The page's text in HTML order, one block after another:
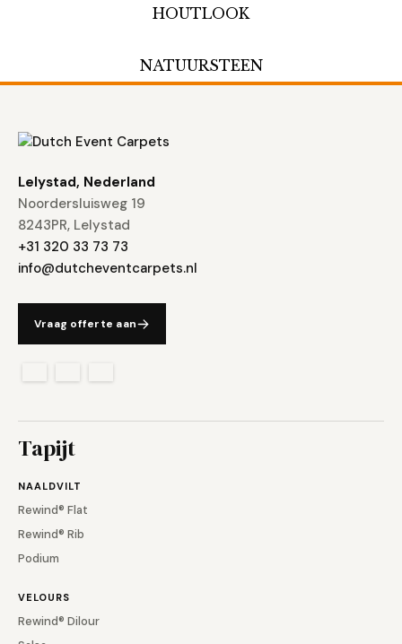
HOUTLOOK
NATUURSTEEN
Lelystad, Nederland
Noordersluisweg 19
8243PR, Lelystad
+31 320 33 73 73
info@dutcheventcarpets.nl
Vraag offerte aan
Tapijt
NAALDVILT
Rewind® Flat
Rewind® Rib
Podium
VELOURS
Rewind® Dilour